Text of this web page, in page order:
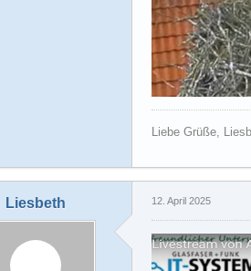
Liebe Grüße,
Liesbeth 12. April 2025